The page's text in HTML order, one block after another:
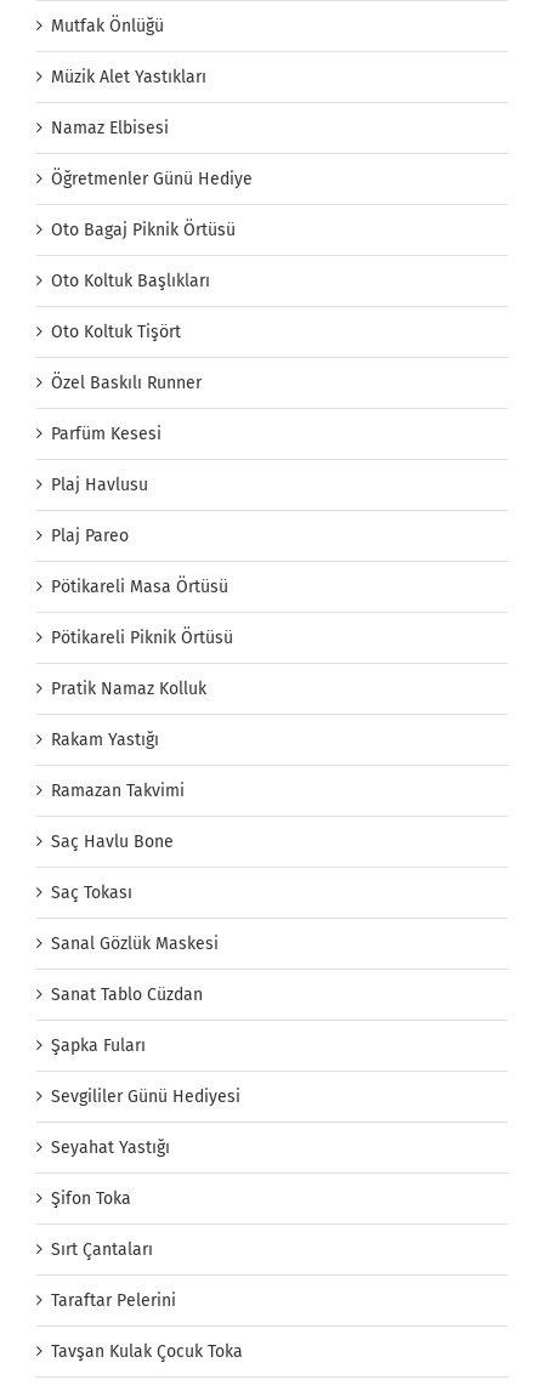
Mutfak Önlüğü
Müzik Alet Yastıkları
Namaz Elbisesi
Öğretmenler Günü Hediye
Oto Bagaj Piknik Örtüsü
Oto Koltuk Başlıkları
Oto Koltuk Tişört
Özel Baskılı Runner
Parfüm Kesesi
Plaj Havlusu
Plaj Pareo
Pötikareli Masa Örtüsü
Pötikareli Piknik Örtüsü
Pratik Namaz Kolluk
Rakam Yastığı
Ramazan Takvimi
Saç Havlu Bone
Saç Tokası
Sanal Gözlük Maskesi
Sanat Tablo Cüzdan
Şapka Fuları
Sevgililer Günü Hediyesi
Seyahat Yastığı
Şifon Toka
Sırt Çantaları
Taraftar Pelerini
Tavşan Kulak Çocuk Toka